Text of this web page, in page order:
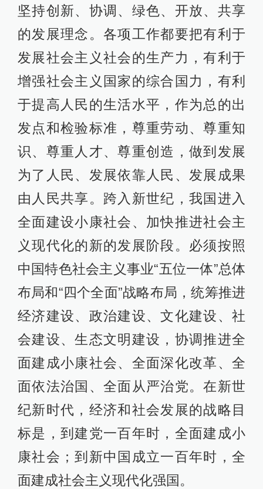
坚持创新、协调、绿色、开放、共享
的发展理念。各项工作都要把有利于
发展社会主义社会的生产力，有利于
增强社会主义国家的综合国力，有利
于提高人民的生活水平，作为总的出
发点和检验标准，尊重劳动、尊重知
识、尊重人才、尊重创造，做到发展
为了人民、发展依靠人民、发展成果
由人民共享。跨入新世纪，我国进入
全面建设小康社会、加快推进社会主
义现代化的新的发展阶段。必须按照
中国特色社会主义事业“五位一体”总体
布局和“四个全面”战略布局，统筹推进
经济建设、政治建设、文化建设、社
会建设、生态文明建设，协调推进全
面建成小康社会、全面深化改革、全
面依法治国、全面从严治党。在新世
纪新时代，经济和社会发展的战略目
标是，到建党一百年时，全面建成小
康社会；到新中国成立一百年时，全
面建成社会主义现代化强国。